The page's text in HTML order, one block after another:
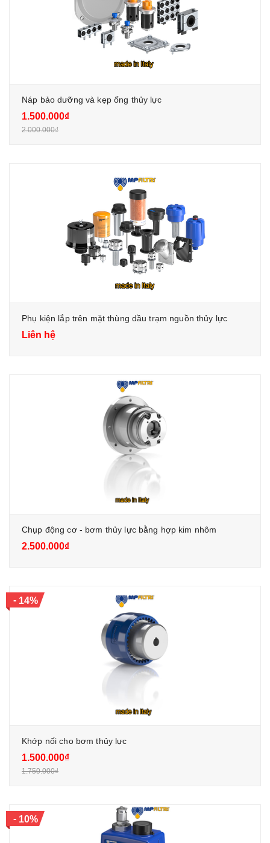
Náp bảo dưỡng và kẹp ống thủy lực
1.500.000₫
2.000.000₫
Phụ kiện lắp trên mặt thùng dầu trạm nguồn thủy lực
Liên hệ
Chụp động cơ - bơm thủy lực bằng hợp kim nhôm
2.500.000₫
-14%
Khớp nối cho bơm thủy lực
1.500.000₫
1.750.000₫
-10%